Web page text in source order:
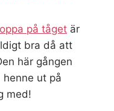
på tåget är
bra då att
här gången
henne ut på
med!